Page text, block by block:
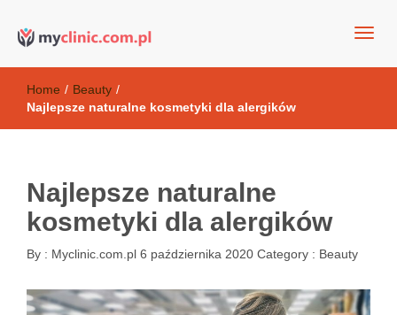
Kosmetyki antyoksydacyjne
Home / Beauty /
Najlepsze naturalne kosmetyki dla alergików
Najlepsze naturalne
kosmetyki dla alergików
By : Myclinic.com.pl 6 października 2020 Category : Beauty